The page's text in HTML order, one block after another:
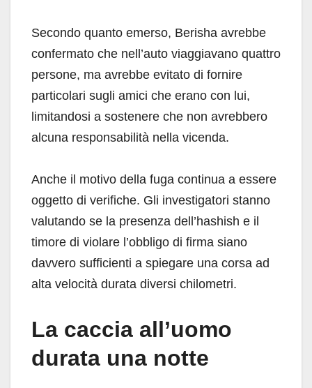
Secondo quanto emerso, Berisha avrebbe
confermato che nell’auto viaggiavano quattro
persone, ma avrebbe evitato di fornire
particolari sugli amici che erano con lui,
limitandosi a sostenere che non avrebbero
alcuna responsabilità nella vicenda.
Anche il motivo della fuga continua a essere
oggetto di verifiche. Gli investigatori stanno
valutando se la presenza dell’hashish e il
timore di violare l’obbligo di firma siano
davvero sufficienti a spiegare una corsa ad
alta velocità durata diversi chilometri.
La caccia all’uomo
durata una notte